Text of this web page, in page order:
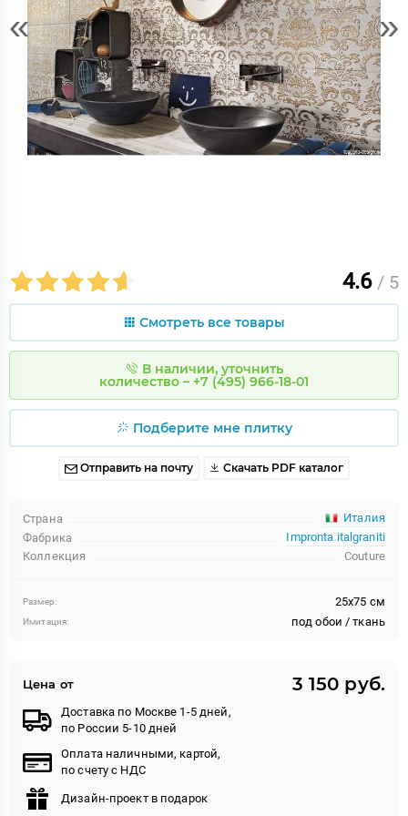
« »
4.6 / 5
Смотреть все товары
В наличии, уточнить
количество – +7 (495) 966-18-01
Подберите мне плитку
Отправить на почту Скачать PDF каталог
Страна
Италия
Фабрика
Impronta italgraniti
Коллекция
Couture
Размер: 25x75 см
Имитация: под обои / ткань
Цена от 3 150 руб.
Доставка по Москве 1-5 дней,
по России 5-10 дней
Оплата наличными, картой,
по счету с НДС
Дизайн-проект в подарок